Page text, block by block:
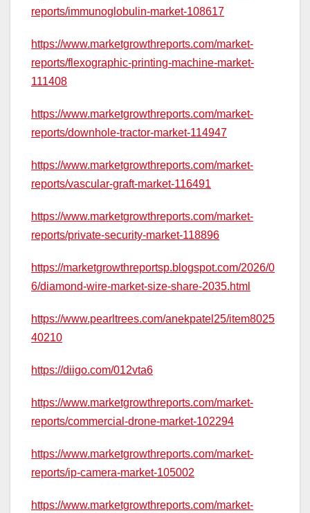
reports/immunoglobulin-market-108617
https://www.marketgrowthreports.com/market-
reports/flexographic-printing-machine-market-
111408
https://www.marketgrowthreports.com/market-
reports/downhole-tractor-market-114947
https://www.marketgrowthreports.com/market-
reports/vascular-graft-market-116491
https://www.marketgrowthreports.com/market-
reports/private-security-market-118896
https://marketgrowthreportsp.blogspot.com/2026/0
6/diamond-wire-market-size-share-2035.html
https://www.pearltrees.com/anekpatel25/item8025
40210
https://diigo.com/012vta6
https://www.marketgrowthreports.com/market-
reports/commercial-drone-market-102294
https://www.marketgrowthreports.com/market-
reports/ip-camera-market-105002
https://www.marketgrowthreports.com/market-